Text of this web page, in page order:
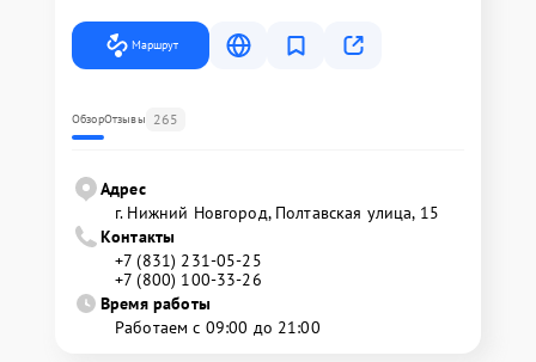
Маршрут
ОбзорОтзывы 265
Адрес
г. Нижний Новгород, Полтавская улица, 15
Контакты
+7 (831) 231-05-25
+7 (800) 100-33-26
Время работы
Работаем с 09:00 до 21:00